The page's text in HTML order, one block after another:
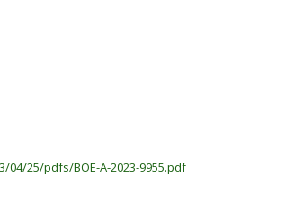
25/pdfs/BOE-A-2023-9955.pdf